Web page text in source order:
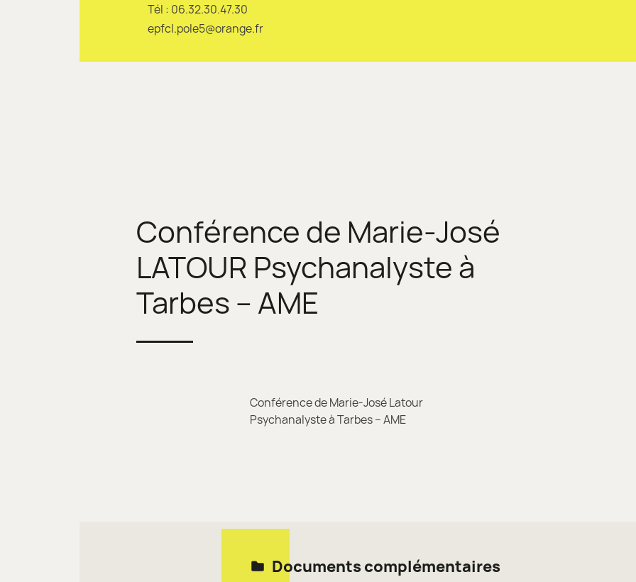
Tél : 06.32.30.47.30
epfcl.pole5@orange.fr
Conférence de Marie-José
LATOUR Psychanalyste à
Tarbes – AME
Conférence de Marie-José Latour
Psychanalyste à Tarbes – AME
Documents complémentaires